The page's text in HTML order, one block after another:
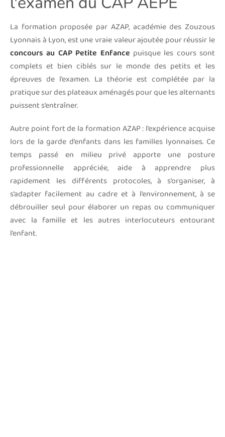
La formation proposée par AZAP, académie des Zouzous
Lyonnais à Lyon, est une vraie valeur ajoutée pour réussir le
concours au CAP Petite Enfance puisque les cours sont
complets et bien ciblés sur le monde des petits et les
épreuves de l’examen. La théorie est complétée par la
pratique sur des plateaux aménagés pour que les alternants
puissent s’entraîner.
Autre point fort de la formation AZAP : l’expérience acquise
lors de la garde d’enfants dans les familles lyonnaises. Ce
temps passé en milieu privé apporte une posture
professionnelle appréciée, aide à apprendre plus
rapidement les différents protocoles, à s’organiser, à
s’adapter facilement au cadre et à l’environnement, à se
débrouiller seul pour élaborer un repas ou communiquer
avec la famille et les autres interlocuteurs entourant
l’enfant.